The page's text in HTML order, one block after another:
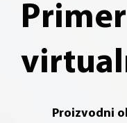
Proizvodni